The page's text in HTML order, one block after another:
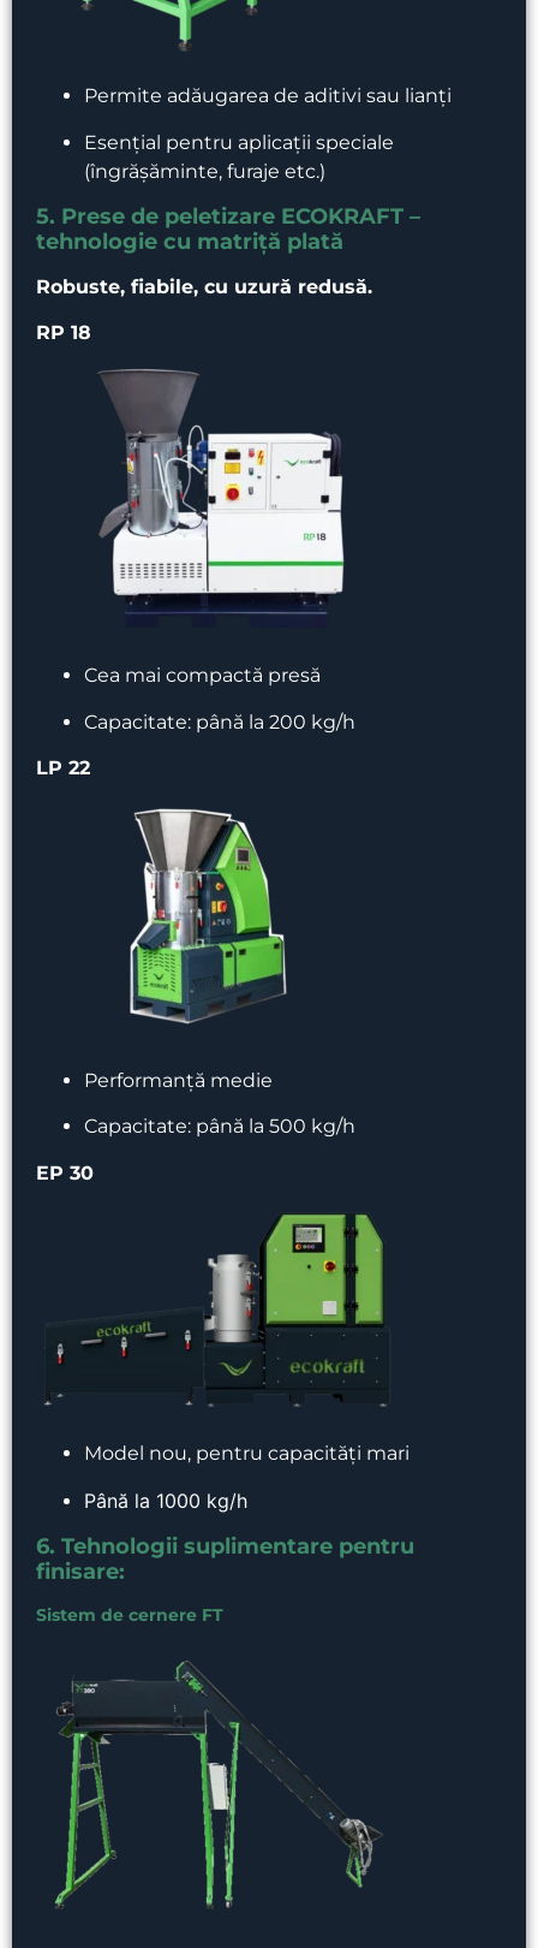
Permite adăugarea de aditivi sau lianți
Esențial pentru aplicații speciale
(îngrășăminte, furaje etc.)
5. Prese de peletizare ECOKRAFT –
tehnologie cu matriță plată
Robuste, fiabile, cu uzură redusă.
RP 18
Cea mai compactă presă
Capacitate: până la 200 kg/h
LP 22
Performanță medie
Capacitate: până la 500 kg/h
EP 30
Model nou, pentru capacități mari
Până la 1000 kg/h
6. Tehnologii suplimentare pentru
finisare:
Sistem de cernere FT